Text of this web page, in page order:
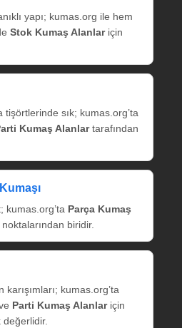
yapı; kumas.org ile hem
Stok Kumaş Alanlariçin
sık; kumas.org’ta
Kumaş Alanlartarafından
kumas.org’ta Parça Kumaş
biridir.
kumas.org’ta
Parti Kumaş Alanlariçin
değerlidir.